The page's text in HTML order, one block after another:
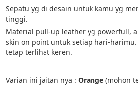
Sepatu yg di desain untuk kamu yg
tinggi.
Material pull-up leather yg powerfull,
skin on point untuk setiap hari-
tetap terlihat keren.
Varian ini jaitan nya : Orange (mohon